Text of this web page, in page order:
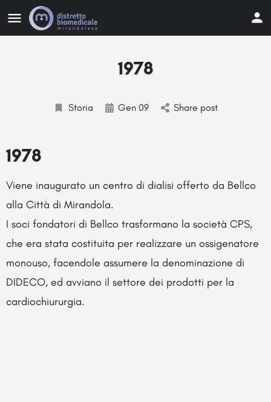
1978
Storia Gen 09 Share post
1978
Viene inaugurato un centro di dialisi offerto da Bellco
alla Città di Mirandola.
I soci fondatori di Bellco trasformano la società CPS,
che era stata costituita per realizzare un ossigenatore
monouso, facendole assumere la denominazione di
DIDECO, ed avviano il settore dei prodotti per la
cardiochiururgia.